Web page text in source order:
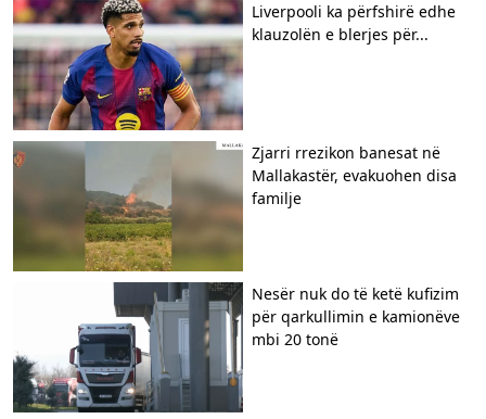
Liverpooli ka përfshirë edhe
klauzolën e blerjes për...
Zjarri rrezikon banesat në
Mallakastër, evakuohen disa
familje
Nesër nuk do të ketë kufizim
për qarkullimin e kamionëve
mbi 20 tonë